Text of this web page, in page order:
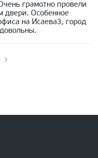
грамотно провели
двери. Особенное
на Исаева3, город